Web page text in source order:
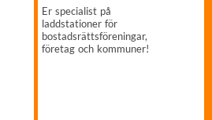
Er specialist på
laddstationer för
bostadsrättsföreningar,
företag och kommuner!